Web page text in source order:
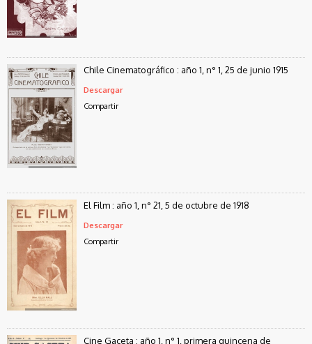
Chile Cinematográfico : año 1, n° 1, 25 de junio 1915
Descargar
Compartir
El Film : año 1, n° 21, 5 de octubre de 1918
Descargar
Compartir
Cine Gaceta : año 1, n° 1, primera quincena de